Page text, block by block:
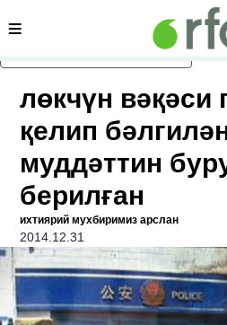
асаслиқ мәзмунға атлаң
сәһипә
лөкчүн вәқәси
қелип
муддәттин
берилған
ихтиярий мухбиримиз арслан
2014.12.31